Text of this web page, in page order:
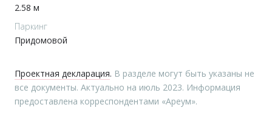
2.58 м
Паркинг
Придомовой
Проектная декларация. В разделе могут быть указаны не
все документы. Актуально на июль 2023. Информация
предоставлена корреспондентами «Ареум».